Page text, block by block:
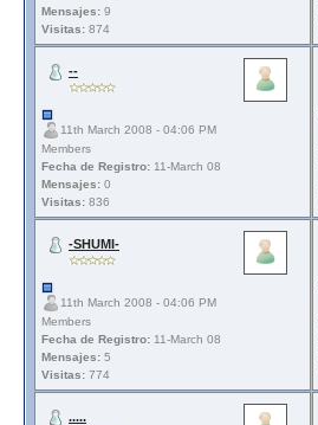
Mensajes: 9
Visitas: 874
--
11th March 2008 - 04:06 PM
Members
Fecha de Registro: 11-March 08
Mensajes: 0
Visitas: 836
-SHUMI-
11th March 2008 - 04:06 PM
Members
Fecha de Registro: 11-March 08
Mensajes: 5
Visitas: 774
.....